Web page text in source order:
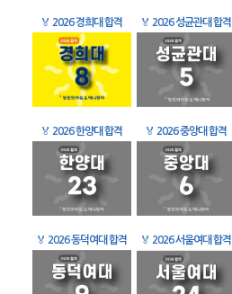
🏅 2026 경희대 합격 🏅 2026 성균관대 합격
🏅 2026 한양대 합격 🏅 2026 중앙대 합격
🏅 2026 동덕여대 합격 🏅 2026 서울여대 합격